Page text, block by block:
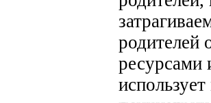
родителей
ресурсами